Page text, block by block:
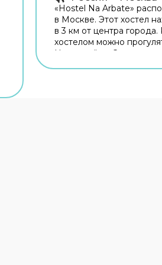
«Hostel Na Arbate»
в Москве. Этот хостел
в 3 км от центра
хостелом можно
Неподалёку: Смоленская